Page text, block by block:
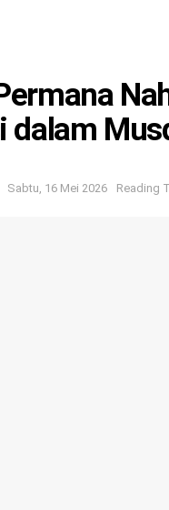
dalam
Sabtu, 16 Mei 2026 Reading